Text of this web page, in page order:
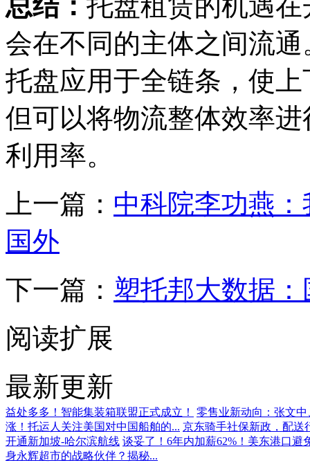
会在不同的主体之间流
托盘应用于全链条，使
但可以将物流整体效率
利用率。
上一篇： 中科院李功燕
国外
下一篇： 塑托邦大数据
阅读扩展
最新更新
益处多多！智能集装箱联盟正式成立！
零售业新动向：张文
涨！托运人关注美国对中国船舶的... 京东骑手社保新政，配送
开通新加坡-哈尔滨航线 谈妥了！6年内加薪62%！美东港口避
身永辉超市的战略伙伴？揭秘...